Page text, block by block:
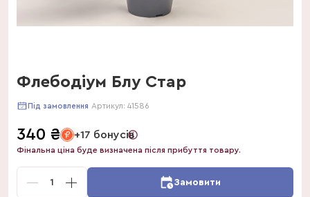
Флебодіум Блу Стар
Під замовлення Артикул: 41586
340 ₴ +17 бонусів
Фінальна ціна буде визначена після прибуття товару.
1 Замовити